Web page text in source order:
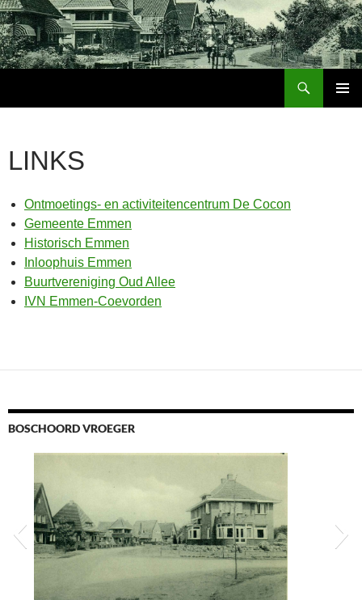
Ga
naar
de
inhoud
LINKS
Ontmoetings- en activiteitencentrum De Cocon
Gemeente Emmen
Historisch Emmen
Inloophuis Emmen
Buurtvereniging Oud Allee
IVN Emmen-Coevorden
BOSCHOORD VROEGER